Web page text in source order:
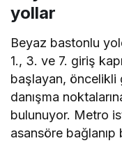
yollar
Beyaz bastonlu
1., 3. ve 7. giriş
başlayan, öncelikli
danışma
bulunuyor. Metro
asansöre